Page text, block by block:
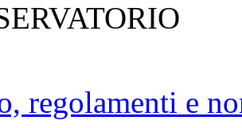
regolamenti e